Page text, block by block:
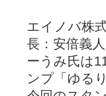
エイノバ株
長：安倍義
ーうみ氏は
ンプ「ゆる